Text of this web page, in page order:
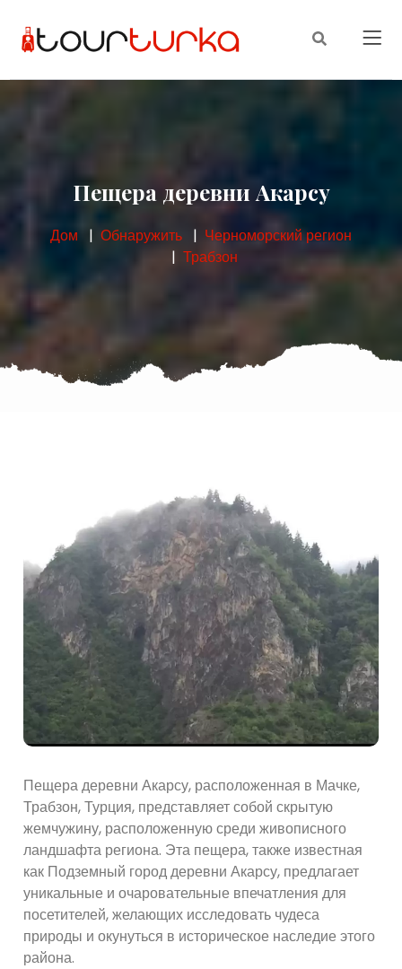
Пещера деревни Акарсу
Дом Обнаружить
Черноморский регион
Трабзон
Пещера деревни Акарсу, расположенная в Мачке,
Трабзон, Турция, представляет собой скрытую
жемчужину, расположенную среди живописного
ландшафта региона. Эта пещера, также известная
как Подземный город деревни Акарсу, предлагает
уникальные и очаровательные впечатления для
посетителей, желающих исследовать чудеса
природы и окунуться в историческое наследие этого
района.